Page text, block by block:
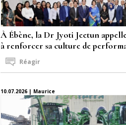
À Ébène, la Dr Jyoti Jeetun
à renforcer sa culture de
Réagir
10.07.2026 | Maurice